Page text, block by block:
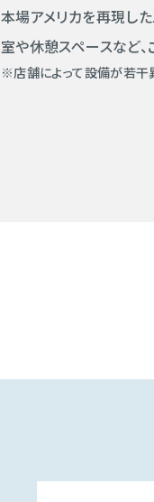
本場アメリカを再現し
室や休憩スペースなど、
※店舗によって設備が若干